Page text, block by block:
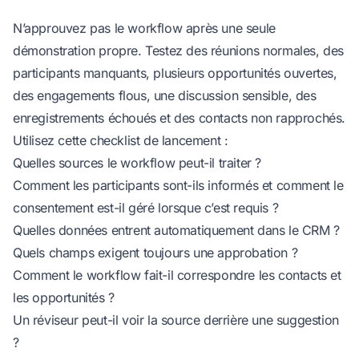
N’approuvez pas le workflow après une seule
démonstration propre. Testez des réunions normales, des
participants manquants, plusieurs opportunités ouvertes,
des engagements flous, une discussion sensible, des
enregistrements échoués et des contacts non rapprochés.
Utilisez cette checklist de lancement :
Quelles sources le workflow peut-il traiter ?
Comment les participants sont-ils informés et comment le
consentement est-il géré lorsque c’est requis ?
Quelles données entrent automatiquement dans le CRM ?
Quels champs exigent toujours une approbation ?
Comment le workflow fait-il correspondre les contacts et
les opportunités ?
Un réviseur peut-il voir la source derrière une suggestion
?